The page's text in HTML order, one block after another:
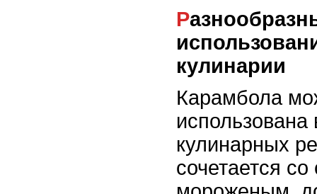
Разнообразные способы
кулинарии
Карамбола
кулинарных
сочетается